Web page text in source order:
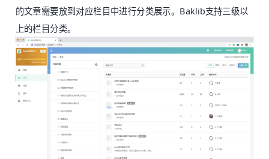
的文章需要放到对应栏目中进行分类展示。Baklib支持三级以
上的栏目分类。